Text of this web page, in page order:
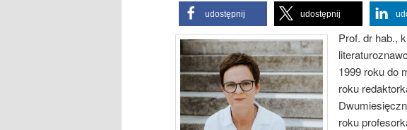
udostępnij udostępnij
Prof. dr hab.,
1999 roku do
roku
roku